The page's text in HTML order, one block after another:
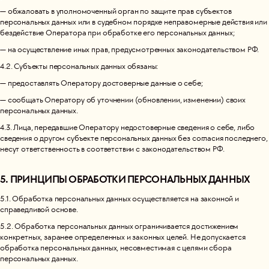
— обжаловать в уполномоченный орган по защите прав субъектов
персональных данных или в судебном порядке неправомерные действия или
бездействие Оператора при обработке его персональных данных;
— на осуществление иных прав, предусмотренных законодательством РФ.
4.2. Субъекты персональных данных обязаны:
— предоставлять Оператору достоверные данные о себе;
— сообщать Оператору об уточнении (обновлении, изменении) своих
персональных данных.
4.3. Лица, передавшие Оператору недостоверные сведения о себе, либо
сведения о другом субъекте персональных данных без согласия последнего,
несут ответственность в соответствии с законодательством РФ.
5. ПРИНЦИПЫ ОБРАБОТКИ ПЕРСОНАЛЬНЫХ ДАННЫХ
5.1. Обработка персональных данных осуществляется на законной и
справедливой основе.
5.2. Обработка персональных данных ограничивается достижением
конкретных, заранее определенных и законных целей. Не допускается
обработка персональных данных, несовместимая с целями сбора
персональных данных.